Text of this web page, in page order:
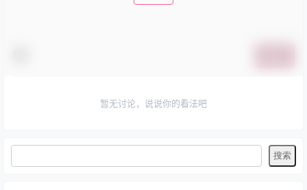
暂无讨论，说说你的看法吧